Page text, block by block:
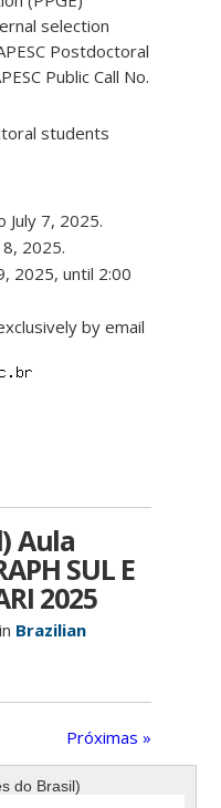
selection
Postdoctoral
Public Call No.
students
July 7, 2025.
8, 2025.
2025, until 2:00
by email
Aula
SUL E
2025
Brazilian
Próximas »
do Brasil)